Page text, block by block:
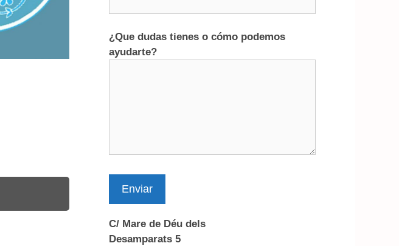
¿Que dudas tienes o cómo podemos
ayudarte?
Enviar
C/ Mare de Déu dels
Desamparats 5